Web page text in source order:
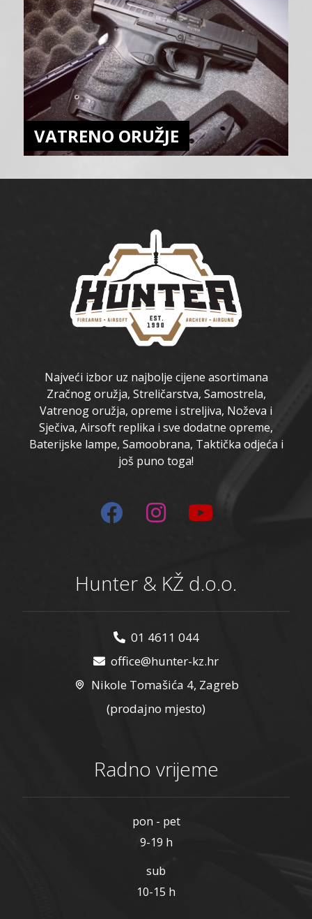
VATRENO ORUŽJE
Najveći izbor uz najbolje cijene asortimana
Zračnog oružja, Streličarstva, Samostrela,
Vatrenog oružja, opreme i streljiva, Noževa i
Sječiva, Airsoft replika i sve dodatne opreme,
Baterijske lampe, Samoobrana, Taktička odjeća i
još puno toga!
Hunter & KŽ d.o.o.
01 4611 044
office@hunter-kz.hr
Nikole Tomašića 4, Zagreb
(prodajno mjesto)
Radno vrijeme
pon - pet
9-19 h
sub
10-15 h